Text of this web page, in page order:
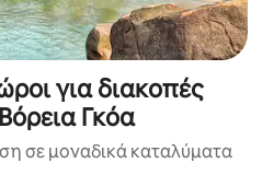
για διακοπές
Γκόα
σε μοναδικά καταλύματα